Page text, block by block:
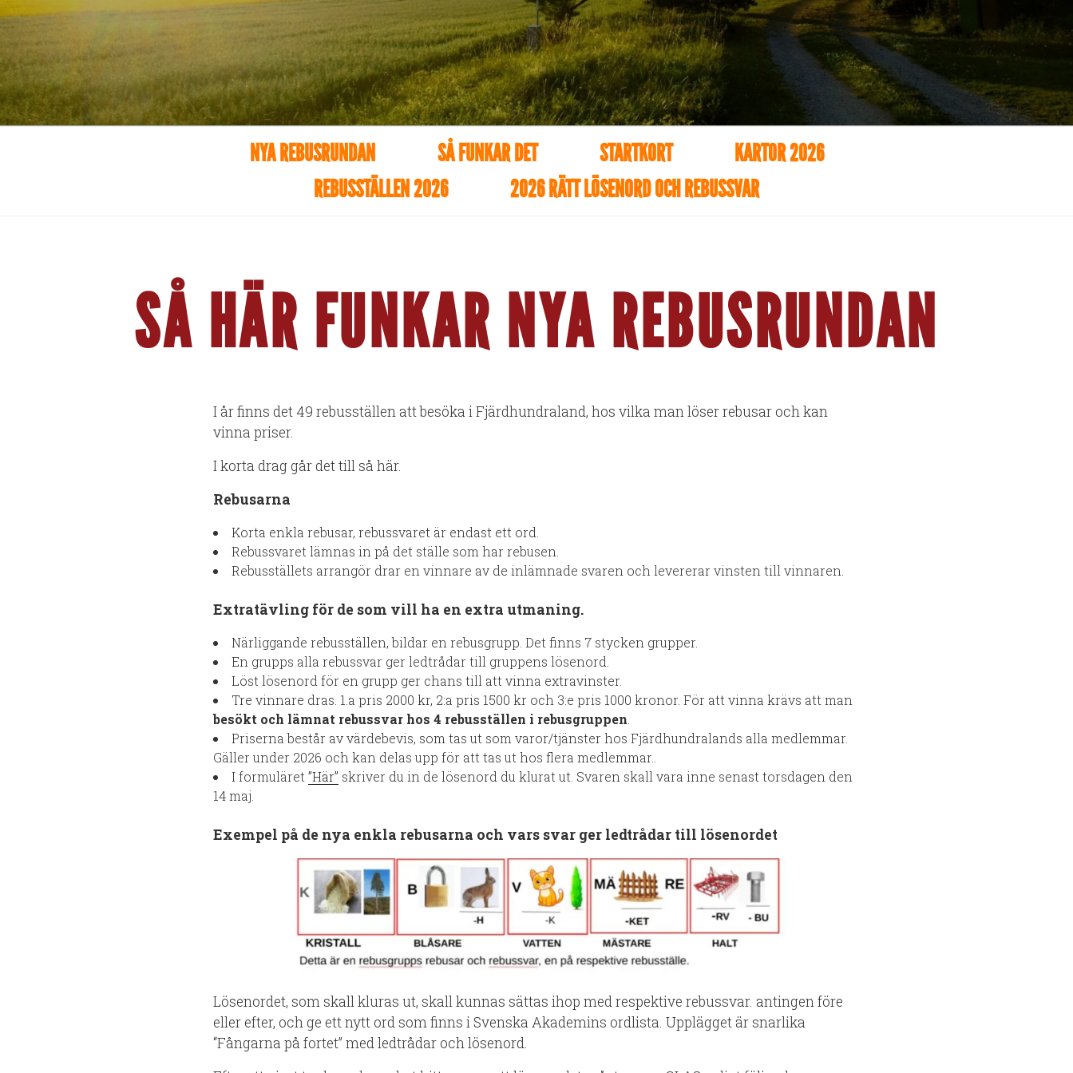
U
N
D
A
N
NYA REBUSRUNDAN SÅ FUNKAR DET STARTKORT
KARTOR 2026
REBUSSTÄLLEN 2026
2026 RÄTT LÖSENORD OCH REBUSSVAR
SÅ HÄR FUNKAR NYA REBUSRUNDAN
I år finns det 49 rebusställen att besöka i Fjärdhundraland, hos vilka man löser rebusar och kan
vinna priser.
I korta drag går det till så här.
Rebusarna
Korta enkla rebusar, rebussvaret är endast ett ord.
Rebussvaret lämnas in på det ställe som har rebusen.
Rebusställets arrangör drar en vinnare av de inlämnade svaren och levererar vinsten till vinnaren.
Extratävling för de som vill ha en extra utmaning.
Närliggande rebusställen, bildar en rebusgrupp. Det finns 7 stycken grupper.
En grupps alla rebussvar ger ledtrådar till gruppens lösenord.
Löst lösenord för en grupp ger chans till att vinna extravinster.
Tre vinnare dras. 1.a pris 2000 kr, 2:a pris 1500 kr och 3:e pris 1000 kronor. För att vinna krävs att man
besökt och lämnat rebussvar hos 4 rebusställen i rebusgruppen.
Priserna består av värdebevis, som tas ut som varor/tjänster hos Fjärdhundralands alla medlemmar.
Gäller under 2026 och kan delas upp för att tas ut hos flera medlemmar..
I formuläret”Här” skriver du in de lösenord du klurat ut. Svaren skall vara inne senast torsdagen den
14 maj.
Exempel på de nya enkla rebusarna och vars svar ger ledtrådar till lösenordet
Lösenordet, som skall kluras ut, skall kunnas sättas ihop med respektive rebussvar. antingen före
eller efter, och ge ett nytt ord som finns i Svenska Akademins ordlista. Upplägget är snarlika
“Fångarna på fortet” med ledtrådar och lösenord.